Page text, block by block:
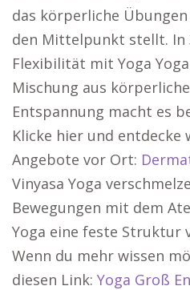
das körperliche
den Mittelpunkt stellt. In
Flexibilität mit Yoga
Mischung aus
Entspannung macht es
Klicke hier und entdecke
Angebote vor Ort:
Vinyasa Yoga
Bewegungen mit dem
Yoga eine feste Struktur
Wenn du mehr wissen
diesen Link: Yoga Groß